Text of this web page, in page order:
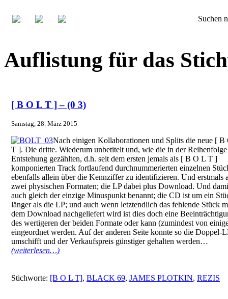
Suchen
Auflistung für das
[ B O L T ] – (0 3)
Samstag, 28. März 2015
Nach einigen Kollaborationen und Splits die neue [ B
T ]. Die dritte. Wiederum unbetitelt und, wie die in der
Entstehung gezählten, d.h. seit dem ersten jemals als [ B O L T ]
komponierten Track fortlaufend durchnummerierten einzelnen
ebenfalls allein über die Kennziffer zu identifizieren. Und erstmals
zwei physischen Formaten; die LP dabei plus Download. Und
auch gleich der einzige Minuspunkt benannt; die CD ist um ein
länger als die LP; und auch wenn letztendlich das fehlende Stück
dem Download nachgeliefert wird ist dies doch eine
des wertigeren der beiden Formate oder kann (zumindest von
eingeordnet werden. Auf der anderen Seite konnte so die Doppel-
umschifft und der Verkaufspreis günstiger gehalten werden…
(weiterlesen…)
Stichworte: [B O L T], BLACK 69, JAMES PLOTKIN, REZIS